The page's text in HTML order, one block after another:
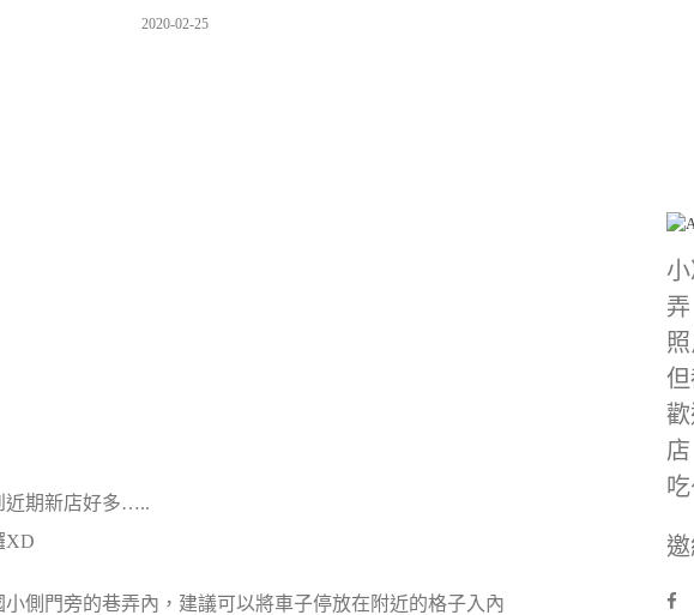
2020-02-25
近期新店好多…..
XD
小側門旁的巷弄內，建議可以將車子停放在附近的格子入內
邀